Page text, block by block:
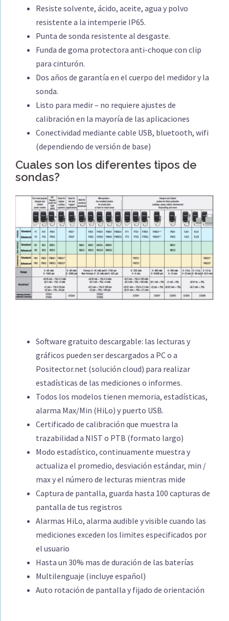
Resiste solvente, ácido, aceite, agua y polvo
resistente a la intemperie IP65.
Punta de sonda resistente al desgaste.
Funda de goma protectora anti-choque con clip
para cinturón.
Dos años de garantía en el cuerpo del medidor y la
sonda.
Listo para medir – no requiere ajustes de
calibración en la mayoría de las aplicaciones
Conectividad mediante cable USB, bluetooth, wifi
(dependiendo de versión de base)
Cuales son los diferentes tipos de
sondas?
Software gratuito descargable: las lecturas y
gráficos pueden ser descargados a PC o a
Positector.net (solución cloud) para realizar
estadísticas de las mediciones o informes.
Todos los modelos tienen memoria, estadísticas,
alarma Max/Min (HiLo) y puerto USB.
Certificado de calibración que muestra la
trazabilidad a NIST o PTB (formato largo)
Modo estadístico, continuamente muestra y
actualiza el promedio, desviación estándar, min /
max y el número de lecturas mientras mide
Captura de pantalla, guarda hasta 100 capturas de
pantalla de tus registros
Alarmas HiLo, alarma audible y visible cuando las
mediciones exceden los limites especificados por
el usuario
Hasta un 30% mas de duración de las baterías
Multilenguaje (incluye español)
Auto rotación de pantalla y fijado de orientación